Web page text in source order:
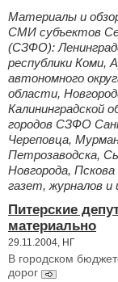
Материалы и
СМИ субъектов
(СЗФО):
республики Коми,
автономного
области,
Калининградской
городов СЗФО
Череповца,
Петрозаводска,
Новгорода,
газет, журналов
Питерские
материально
29.11.2004, НГ
В городском
дорог